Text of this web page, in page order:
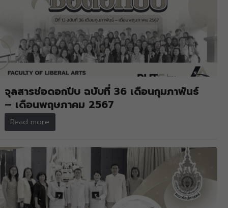
จุลสารช่อดอกปีบ ฉบับที่ 36 เดือนกุมภาพันธ์
– เดือนพฤษภาคม 2567
Read more